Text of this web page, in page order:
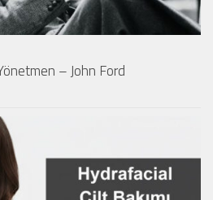
– John Ford